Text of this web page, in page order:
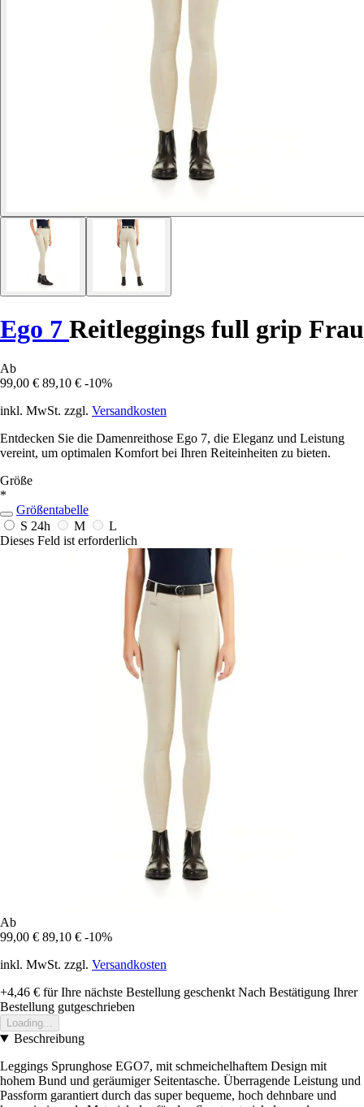
Ego 7 Reitleggings full grip Frau
Ab
99,00 € 89,10 € -10%
inkl. MwSt. zzgl. Versandkosten
Entdecken Sie die Damenreithose Ego 7, die Eleganz und Leistung
vereint, um optimalen Komfort bei Ihren Reiteinheiten zu bieten.
Größe
*
Größentabelle
S 24h M
L
Dieses Feld ist erforderlich
Ab
99,00 € 89,10 € -10%
inkl. MwSt. zzgl. Versandkosten
+4,46 € für Ihre nächste Bestellung geschenkt Nach Bestätigung Ihrer
Bestellung gutgeschrieben
Loading...
Beschreibung
Leggings Sprunghose EGO7, mit schmeichelhaftem Design mit
hohem Bund und geräumiger Seitentasche. Überragende Leistung und
Passform garantiert durch das super bequeme, hoch dehnbare und